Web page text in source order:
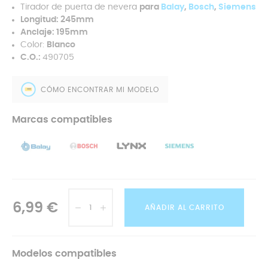
Tirador de puerta de nevera para Balay, Bosch, Siemens
Longitud: 245mm
Anclaje: 195mm
Color: Blanco
C.O.: 490705
CÓMO ENCONTRAR MI MODELO
Marcas compatibles
6,99 € AÑADIR AL CARRITO
Modelos compatibles